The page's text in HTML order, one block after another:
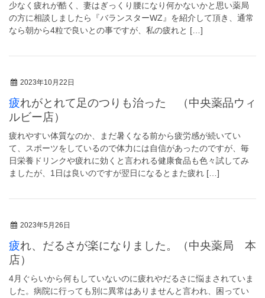
少なく疲れが酷く、妻はぎっくり腰になり何かないかと思い薬局
の方に相談しましたら『バランスターWZ』を紹介して頂き、通常
なら朝から4粒で良いとの事ですが、私の疲れと […]
2023年10月22日
疲れがとれて足のつりも治った （中央薬品ウィ
ルビー店）
疲れやすい体質なのか、まだ暑くなる前から疲労感が続いてい
て、スポーツをしているので体力には自信があったのですが、毎
日栄養ドリンクや疲れに効くと言われる健康食品も色々試してみ
ましたが、1日は良いのですが翌日になるとまた疲れ […]
2023年5月26日
疲れ、だるさが楽になりました。（中央薬局 本
店）
4月ぐらいから何もしていないのに疲れやだるさに悩まされていま
した。病院に行っても別に異常はありませんと言われ、困ってい